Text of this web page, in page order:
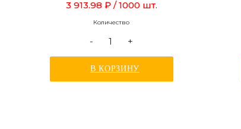
3 913.98 ₽ / 1000 шт.
Количество
- +
В КОРЗИНУ